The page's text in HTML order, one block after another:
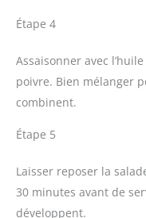
Étape 4
Assaisonner avec
poivre. Bien mélanger
combinent.
Étape 5
Laisser reposer la
30 minutes avant de
développent.